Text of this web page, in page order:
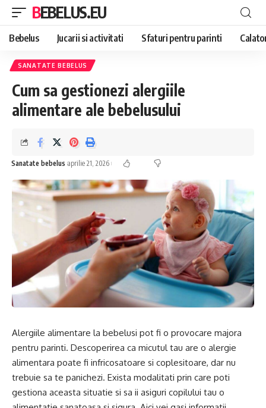
BEBELUS.EU
Bebelus Jucarii si activitati Sfaturi pentru parinti
SANATATE BEBELUS
Cum sa gestionezi alergiile
alimentare ale bebelusului
Sanatate bebelus aprilie 21, 2026
Alergiile alimentare la bebelusi pot fi o provocare majora
pentru parinti. Descoperirea ca micutul tau are o alergie
alimentara poate fi infricosatoare si coplesitoare, dar nu
trebuie sa te panichezi. Exista modalitati prin care poti
gestiona aceasta situatie si sa ii asiguri copilului tau o